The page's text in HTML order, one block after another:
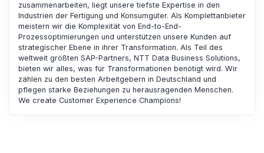
zusammenarbeiten, liegt unsere tiefste Expertise in den
Industrien der Fertigung und Konsumgüter. Als Komplettanbieter
meistern wir die Komplexität von End-to-End-
Prozessoptimierungen und unterstützen unsere Kunden auf
strategischer Ebene in ihrer Transformation. Als Teil des
weltweit größten SAP-Partners, NTT Data Business Solutions,
bieten wir alles, was für Transformationen benötigt wird. Wir
zählen zu den besten Arbeitgebern in Deutschland und
pflegen starke Beziehungen zu herausragenden Menschen.
We create Customer Experience Champions!